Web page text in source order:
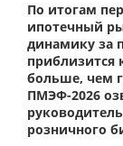
По итогам
ипотечный
динамику за
приблизится
больше, чем
ПМЭФ-2026
розничного